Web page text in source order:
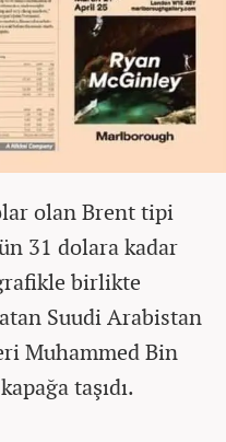
olan Brent tipi
31 dolara kadar
birlikte
Suudi Arabistan
Muhammed Bin
taşıdı.